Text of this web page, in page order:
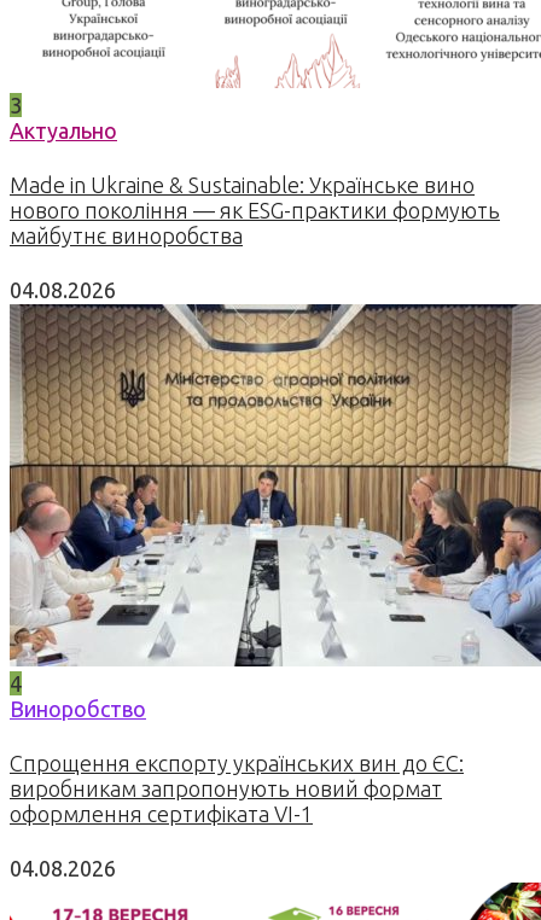
3
Актуально
Made in Ukraine & Sustainable: Українське вино
нового покоління — як ESG-практики формують
майбутнє виноробства
04.08.2026
4
Виноробство
Спрощення експорту українських вин до ЄС:
виробникам запропонують новий формат
оформлення сертифіката VI-1
04.08.2026